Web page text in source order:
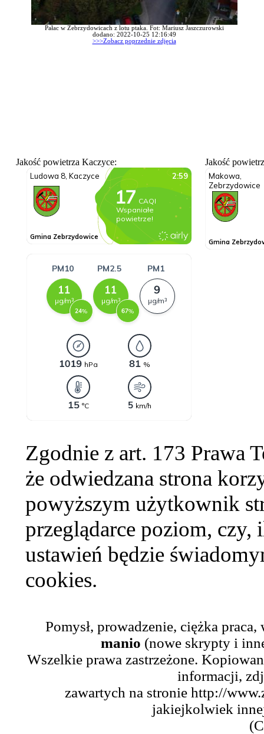
Pałac w Zebrzydowicach z lotu ptaka. Fot: Mariusz Jaszczurowski
dodano: 2022-10-25 12:16:49
>>>Zobacz poprzednie zdjęcia
Jakość powietrza Kaczyce: Jakość
Zgodnie z art. 173 Prawa
że odwiedzana strona
powyższym użytkownik
przeglądarce poziom,
ustawień będzie
cookies.
Pomysł, prowadzenie, ciężka
manio (nowe skrypty i
Wszelkie prawa zastrzeżone.
informacji,
zawartych na stronie http://
jakiejkolwiek